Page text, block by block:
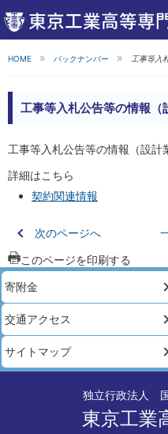
HOME バックナンバー 工事等入
工事等入札公告等の情報（
工事等入札公告等の情報（設計
詳細はこちら
契約関連情報
次のページへ
このページを印刷する
寄附金
交通アクセス
サイトマップ
独立行政法人
東京工業